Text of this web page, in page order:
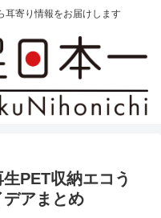
耳寄り情報をお届けします
PET収納エコう
アまとめ